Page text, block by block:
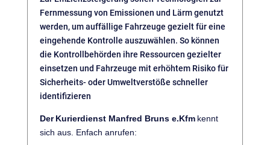
Fernmessung von Emissionen und Lärm genutzt
werden, um auffällige Fahrzeuge gezielt für eine
eingehende Kontrolle auszuwählen. So können
die Kontrollbehörden ihre Ressourcen gezielter
einsetzen und Fahrzeuge mit erhöhtem Risiko für
Sicherheits- oder Umweltverstöße schneller
identifizieren
Der Kurierdienst Manfred Bruns e.Kfm kennt
sich aus. Enfach anrufen: